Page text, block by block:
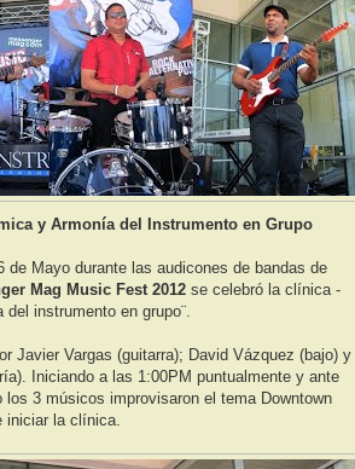
y Armonía del Instrumento en Grupo
de Mayo durante las audicones de bandas de
Mag Music Fest 2012 se celebró la clínica -
del instrumento en grupo¨.
Javier Vargas (guitarra); David Vázquez (bajo) y
Iniciando a las 1:00PM puntualmente y ante
los 3 músicos improvisaron el tema Downtown
iniciar la clínica.